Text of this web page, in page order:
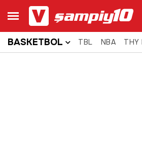
BASKETBOL TBL NBA THY